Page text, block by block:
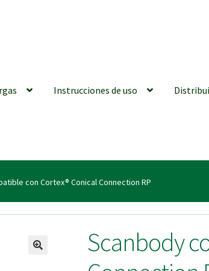
Instrucciones de uso
generales Conexiones CAD CAM
| Tienda Online!
con Cortex® Conical Connection RP
Scanbody